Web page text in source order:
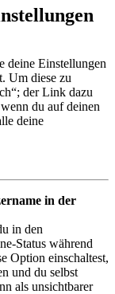
deine Einstellungen
Um diese zu
der Link dazu
du auf deinen
deine
in der
in den
Status während
Option einschaltest,
und du selbst
als unsichtbarer